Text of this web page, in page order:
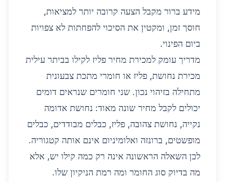
מידע ברור מקבל הצעה קרובה יותר למציאות,
חוסך זמן, ומקטין את הסיכוי להפחתות לא צפויות
ביום הפינוי.
מדריך עומק למכירת מחיר פליז לקילו בביתר עילית
מכירת נחושת, פליז או חומרי מתכת צבעונית
מתחילה בזיהוי נכון. שני חומרים שנראים דומים
יכולים לקבל מחיר שונה מאוד: נחושת אדומה
נקייה, נחושת צהובה, פליז, כבלים מבודדים, כבלים
מופשטים, ברונזה ואלומיניום אינם אותה קטגוריה.
לכן השאלה הראשונה אינה רק כמה קילו יש, אלא
מה בדיוק סוג החומר ומה רמת הניקיון שלו.